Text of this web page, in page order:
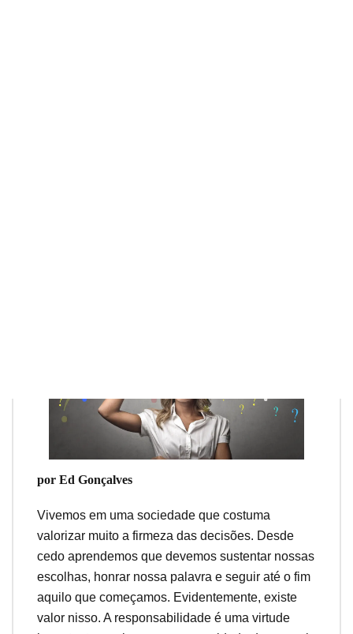
por Ed Gonçalves
Vivemos em uma sociedade que costuma
valorizar muito a firmeza das decisões. Desde
cedo aprendemos que devemos sustentar nossas
escolhas, honrar nossa palavra e seguir até o fim
aquilo que começamos. Evidentemente, existe
valor nisso. A responsabilidade é uma virtude